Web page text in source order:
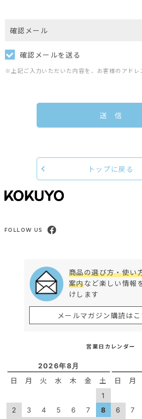
確認メール
確認メールを送る
※上記ご入力いただいた内容を、お客様のアドレ
送 信
トップに戻る
FOLLOW US
商品の選び方・使い
案内など楽しい情報
けします
メールマガジン購読はこ
営業日カレンダー
2026年8月
日 月 火 水 木 金 土
1
2
3 4 5 6 7
8
日 月
6
7